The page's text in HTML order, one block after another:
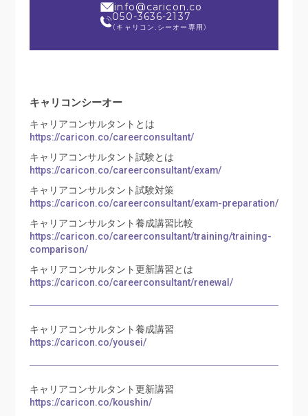
info@caricon.co
050-3636-2137
（キャリコン.シーオー専用）
キャリコンシーオー
キャリアコンサルタントとは
https://caricon.co/careerconsultant/
キャリアコンサルタント試験とは
https://caricon.co/careerconsultant/exam/
キャリアコンサルタント試験対策
https://caricon.co/careerconsultant/exam-preparation/
キャリアコンサルタント養成講習比較
https://caricon.co/careerconsultant/training/training-
comparison/
キャリアコンサルタント更新講習とは
https://caricon.co/careerconsultant/renewal/
キャリアコンサルタント養成講習
https://caricon.co/yousei/
キャリアコンサルタント更新講習
https://caricon.co/koushin/